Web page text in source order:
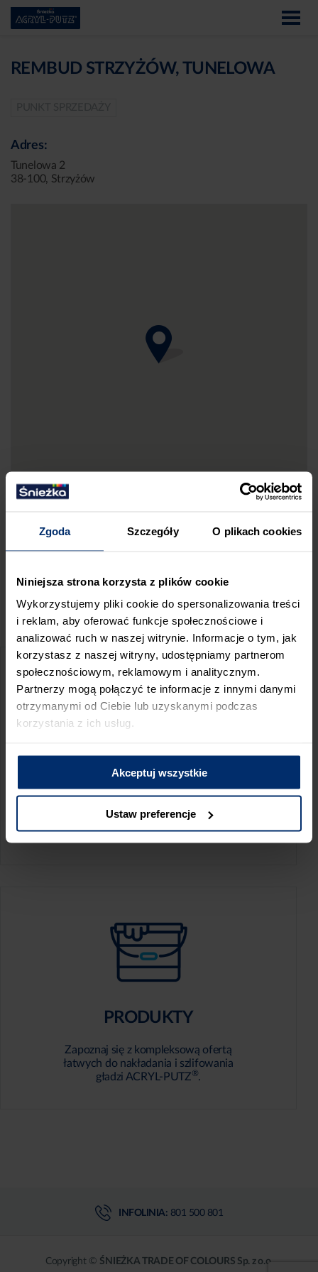
Zgoda Szczegóły O plikach cookies
Niniejsza strona korzysta z plików cookie
Wykorzystujemy pliki cookie do spersonalizowania treści
i reklam, aby oferować funkcje społecznościowe i
analizować ruch w naszej witrynie. Informacje o tym, jak
korzystasz z naszej witryny, udostępniamy partnerom
społecznościowym, reklamowym i analitycznym.
Partnerzy mogą połączyć te informacje z innymi danymi
otrzymanymi od Ciebie lub uzyskanymi podczas
korzystania z ich usług.
Akceptuj wszystkie
Ustaw preferencje
REMBUD STRZYŻÓW, TUNELOWA
Adres:
Tunelowa 2
38-100, Strzyżów
ZGŁOŚ BŁĄD
PRZED WIZYTĄ W SKLEPIE POLECAMY:
KALKULATOR ZUŻYCIA
Oblicz, jaką ilość produktów potrzebujesz,
aby perfekcyjnie wygładzić swoje ściany.
PRODUKTY
Zapoznaj się z kompleksową ofertą
łatwych do nakładania i szlifowania
gładzi ACRYL-PUTZ®.
INFOLINIA: 801 500 801
Copyright © ŚNIEŻKA TRADE OF COLOURS Sp. z o.o.